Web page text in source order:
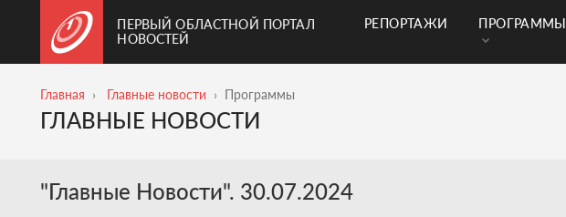
ПЕРВЫЙ ОБЛАСТНОЙ ПОРТАЛ
НОВОСТЕЙ
РЕПОРТАЖИ ПРОГРАММЫ
Главная Главные новости Программы
ГЛАВНЫЕ НОВОСТИ
"Главные Новости". 30.07.2024